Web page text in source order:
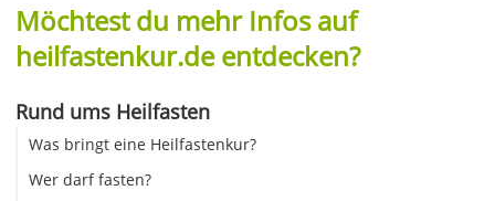
Möchtest du mehr Infos auf
heilfastenkur.de entdecken?
Rund ums Heilfasten
Was bringt eine Heilfastenkur?
Wer darf fasten?